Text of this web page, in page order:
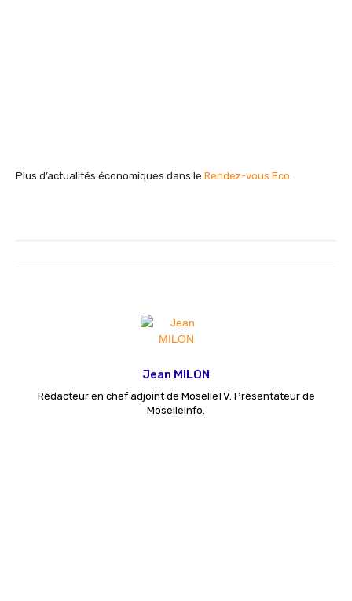
Plus d’actualités économiques dans le Rendez-vous Eco.
Jean MILON
Rédacteur en chef adjoint de MoselleTV. Présentateur de
MoselleInfo.